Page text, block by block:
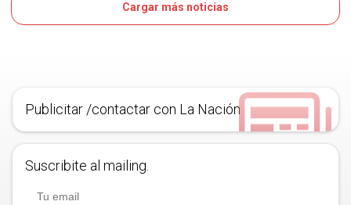
Cargar más noticias
Publicitar /contactar con La Nación
Suscribite al mailing.